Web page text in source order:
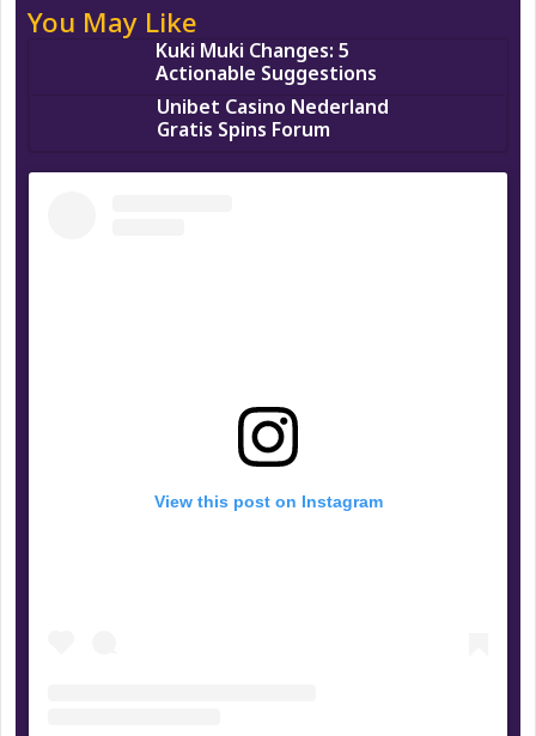
You May Like
Kuki Muki Changes: 5
Actionable Suggestions
Unibet Casino Nederland
Gratis Spins Forum
View this post on Instagram